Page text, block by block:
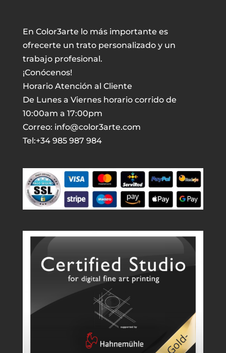
En Color3arte lo más importante es
ofrecerte un trato personalizado y un
trabajo profesional.
¡Conócenos!
Horario Atención al Cliente
De Lunes a Viernes horario corrido de
10:00am a 17:00pm
Correo: info@color3arte.com
Tel:+34 985 987 984